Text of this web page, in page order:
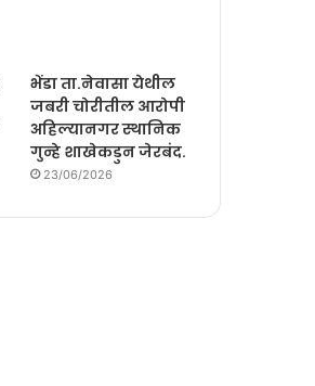
भेंडा ता.नेवासा येथील
जबरी चोरीतील आरोपी
अहिल्यानगर स्थानिक
गुन्हे शाखेकडुन जेरबंद.
23/06/2026